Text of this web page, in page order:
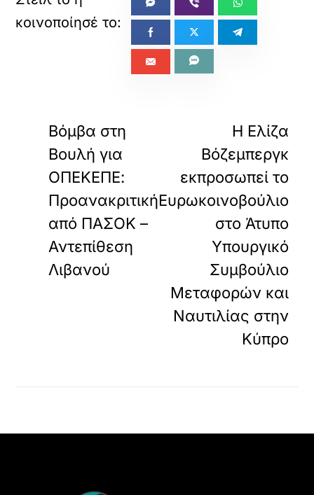
Βόμβα στη
Βουλή για
ΟΠΕΚΕΠΕ:
Προανακριτική
από ΠΑΣΟΚ –
Αντεπίθεση
Λιβανού
Η Ελίζα
Βόζεμπεργκ
εκπροσωπεί το
Ευρωκοινοβούλιο
στο Άτυπο
Υπουργικό
Συμβούλιο
Μεταφορών και
Ναυτιλίας στην
Κύπρο